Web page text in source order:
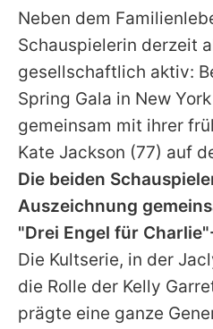
Neben dem
Schauspielerin derzeit
gesellschaftlich aktiv:
Spring Gala in New
gemeinsam mit ihrer
Kate Jackson (77) auf
Die beiden
Auszeichnung
"Drei Engel für Charlie
Die Kultserie, in der
die Rolle der Kelly
prägte eine ganze